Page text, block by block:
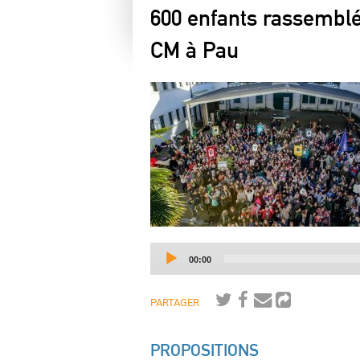
600 enfants
CM à Pau
Current
00:00
PARTAGER
PROPOSITIONS